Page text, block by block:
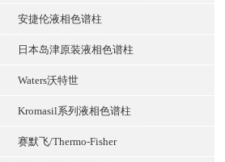
安捷伦液相色谱柱
日本岛津原装液相色谱柱
Waters沃特世
Kromasil系列液相色谱柱
赛默飞/Thermo-Fisher